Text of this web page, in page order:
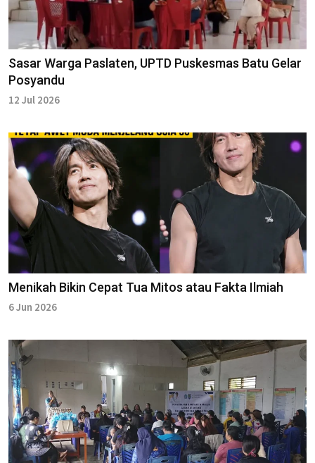
Sasar Warga Paslaten, UPTD Puskesmas Batu Gelar
Posyandu
12 Jul 2026
Menikah Bikin Cepat Tua Mitos atau Fakta Ilmiah
6 Jun 2026